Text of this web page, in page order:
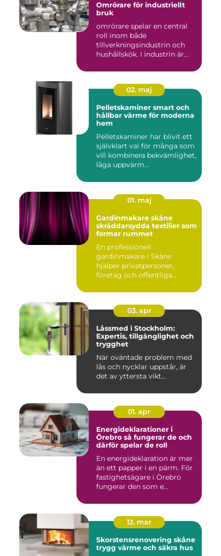
Omrörare för industriellt
bruk
omrörare spelar en central
roll inom både
tillverkningsindustrin och
hushållskök. I industrin är
02. maj
Pelletskaminer smart och
hållbar värme för moderna
hem
Pelletskaminer har blivit ett
självklart val för många som
vill kombinera bekvämlighet,
låga uppvärm...
01. maj
Gardinmakare skåne
skräddarsydda textilier som
formar rummet
En professionell
gardinmakare i Skåne
hjälper privatpersoner,
företag och offentliga
03. apr
Låssmed i Stockholm:
Expertis, tillgänglighet och
trygghet
När oväntade problem med
lås och nycklar uppstår, är
det av yttersta vikt...
01. apr
Energideklarationer i
Örebro så fungerar de och
därför spelar de roll
En energideklaration är mer
än ett papper i en pärm. För
fastighetsägare i Örebro
fungerar den som e...
12. mar
Skorstensrenovering skåne
trygg värme och säkra hus